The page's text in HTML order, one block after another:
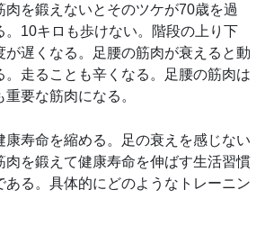
肉を鍛えないとそのツケが70歳を過
。10キロも歩けない。階段の上り下
が遅くなる。足腰の筋肉が衰えると動
。走ることも辛くなる。足腰の筋肉は
要な筋肉になる。
康寿命を縮める。足の衰えを感じない
肉を鍛えて健康寿命を伸ばす生活習慣
ある。具体的にどのようなトレーニン